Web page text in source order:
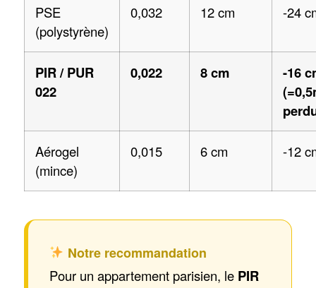
PSE
(polystyrène)
0,032 12 cm -24
PIR / PUR
022
0,022 8 cm
-16
Aérogel
(mince)
0,015 6 cm -12
Notre recommandation
Pour un appartement parisien, le PIR